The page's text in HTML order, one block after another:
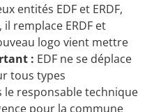
entités EDF et ERDF,
remplace ERDF et
logo vient mettre
: EDF ne se déplace
tous types
le responsable technique
pour la commune